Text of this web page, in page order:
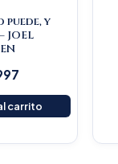
puede, y
JOEL
carrito